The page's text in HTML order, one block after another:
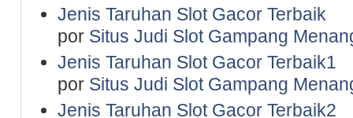
Jenis Taruhan Slot Gacor Terbaik
por Situs Judi Slot Gampang
Jenis Taruhan Slot Gacor Terbaik1
por Situs Judi Slot Gampang
Jenis Taruhan Slot Gacor Terbaik2